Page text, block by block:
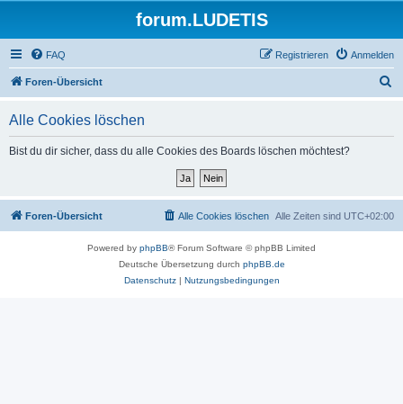
forum.LUDETIS
FAQ Anmelden
Registrieren
Foren-Übersicht
Alle Cookies löschen
Bist du dir sicher, dass du alle Cookies des Boards löschen möchtest?
Foren-Übersicht Alle Zeiten sind UTC+02:00
Alle Cookies löschen
Powered by phpBB® Forum Software © phpBB Limited
Deutsche Übersetzung durch phpBB.de
Datenschutz| Nutzungsbedingungen